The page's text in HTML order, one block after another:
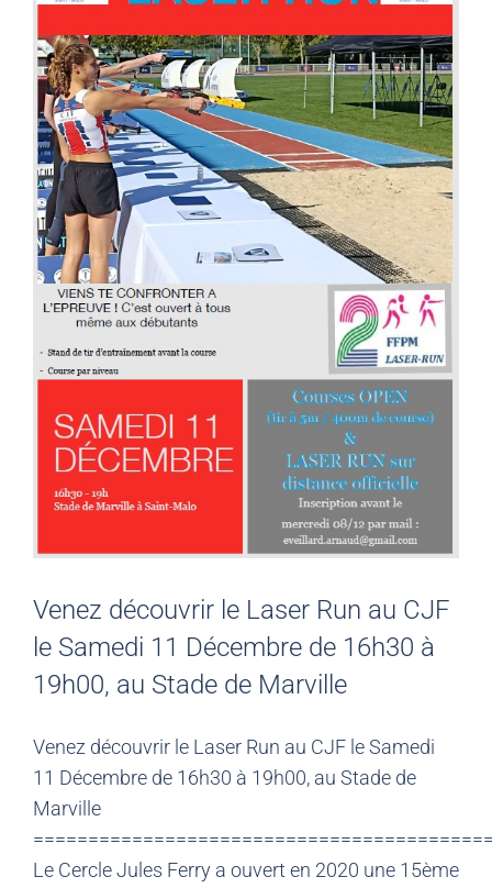
Venez découvrir le Laser Run au CJF
le Samedi 11 Décembre de 16h30 à
19h00, au Stade de Marville
Venez découvrir le Laser Run au CJF le Samedi
11 Décembre de 16h30 à 19h00, au Stade de
Marville
Le Cercle Jules Ferry a ouvert en 2020 une 15ème